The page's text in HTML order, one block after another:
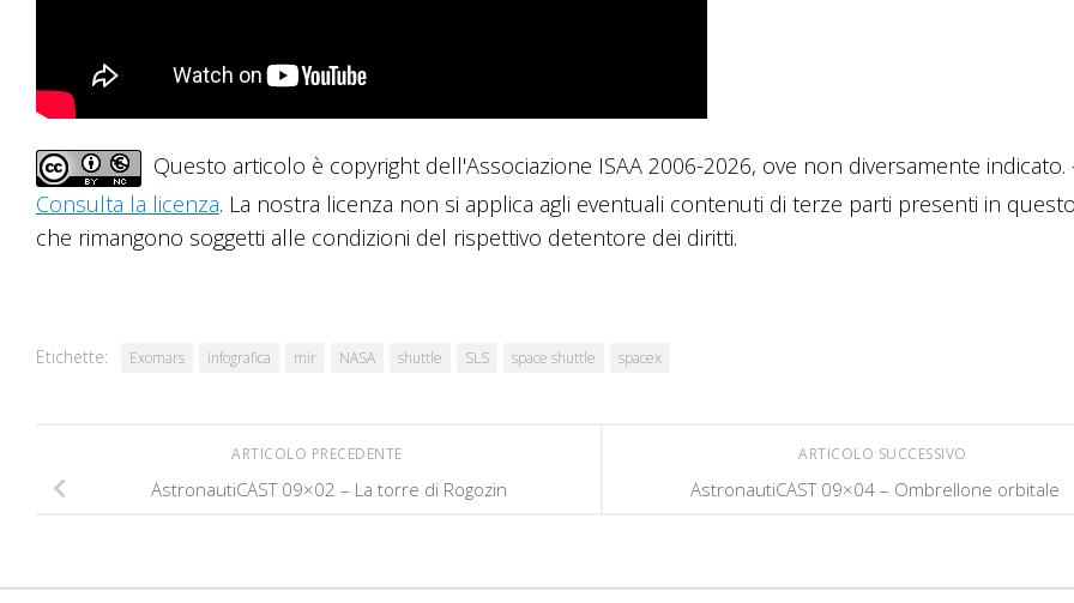
Questo articolo è copyright dell'Associazione ISAA 2006-2026, ove non diversamente indicato.
Consulta la licenza. La nostra licenza non si applica agli eventuali contenuti di terze parti presenti in
che rimangono soggetti alle condizioni del rispettivo detentore dei diritti.
Etichette: Exomars infografica mir NASA shuttle SLS space shuttle spacex
ARTICOLO SUCCESSIVO
AstronautiCAST 09×04 – Ombrellone orbitale
ARTICOLO PRECEDENTE
AstronautiCAST 09×02 – La torre di Rogozin